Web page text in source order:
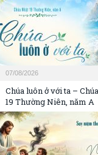
07/08/2026
Chúa luôn ở với ta –
19 Thường Niên, năm A